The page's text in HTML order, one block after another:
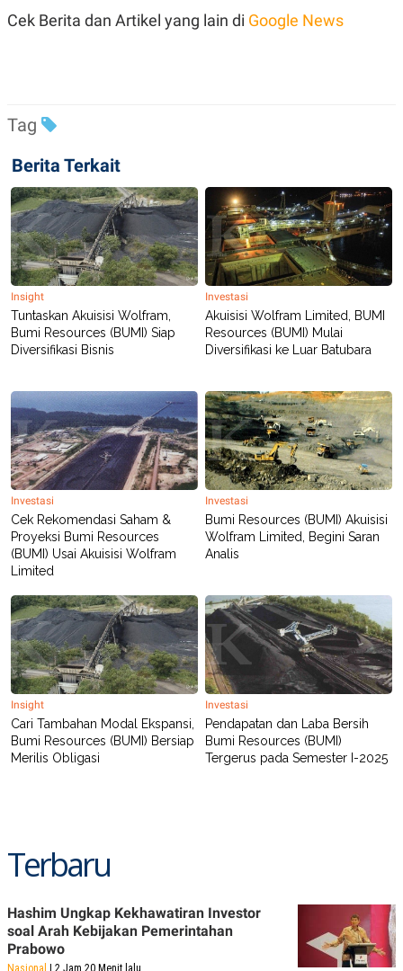
Cek Berita dan Artikel yang lain di Google News
Tag
Berita Terkait
Insight
Tuntaskan Akuisisi Wolfram,
Bumi Resources (BUMI) Siap
Diversifikasi Bisnis
Investasi
Akuisisi Wolfram Limited, BUMI
Resources (BUMI) Mulai
Diversifikasi ke Luar Batubara
Investasi
Cek Rekomendasi Saham &
Proyeksi Bumi Resources
(BUMI) Usai Akuisisi Wolfram
Limited
Investasi
Bumi Resources (BUMI) Akuisisi
Wolfram Limited, Begini Saran
Analis
Insight
Cari Tambahan Modal Ekspansi,
Bumi Resources (BUMI) Bersiap
Merilis Obligasi
Investasi
Pendapatan dan Laba Bersih
Bumi Resources (BUMI)
Tergerus pada Semester I-2025
Terbaru
Hashim Ungkap Kekhawatiran Investor
soal Arah Kebijakan Pemerintahan
Prabowo
Nasional | 2 Jam 20 Menit lalu